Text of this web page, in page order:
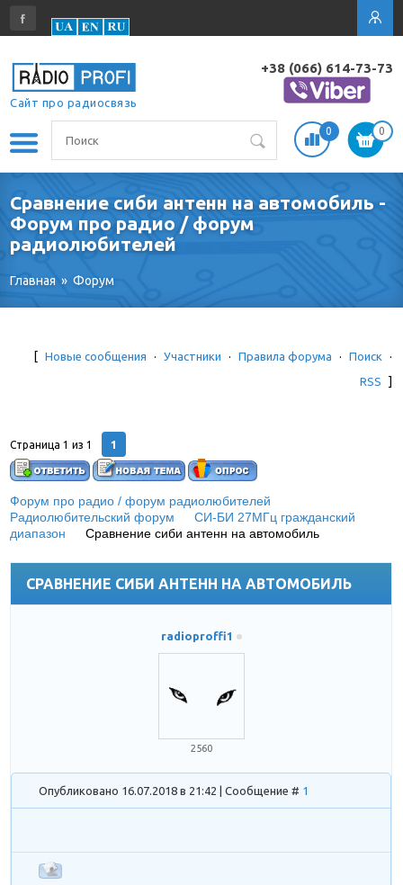
Сайт про радиосвязь
+38 (066) 614-73-73
0 0
Сравнение сиби антенн на автомобиль -
Форум про радио / форум
радиолюбителей
Главная » Форум
[ Новые сообщения · Участники · Правила форума · Поиск
·
RSS
]
Страница1 из1 1
Форум про радио / форум радиолюбителей
Радиолюбительский форум
СИ-БИ 27МГц гражданский
диапазон
Сравнение сиби антенн на автомобиль
СРАВНЕНИЕ СИБИ АНТЕНН НА АВТОМОБИЛЬ
radioproffi1
2560
Опубликовано 16.07.2018 в 21:42 | Сообщение # 1